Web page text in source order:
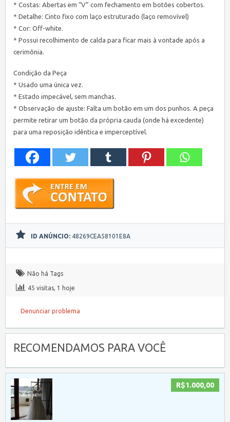
* Costas: Abertas em “V” com fechamento em botões cobertos.
* Detalhe: Cinto fixo com laço estruturado (laço removível)
* Cor: Off-white.
* Possui recolhimento de calda para ficar mais à vontade após a
cerimônia.
Condição da Peça
* Usado uma única vez.
* Estado impecável, sem manchas.
* Observação de ajuste: Falta um botão em um dos punhos. A peça
permite retirar um botão da própria cauda (onde há excedente)
para uma reposição idêntica e imperceptível.
ID ANÚNCIO: 48269CEA58101E8A
Não há Tags
45 visitas, 1 hoje
Denunciar problema
RECOMENDAMOS PARA VOCÊ
R$1.000,00